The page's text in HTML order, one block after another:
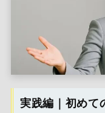
実践編｜初めて